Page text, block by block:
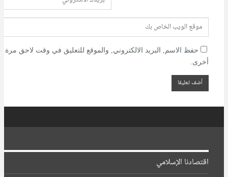
حفظ الاسم, البريد الالكتروني, والموقع للتعليق في وقت لاحق مرة
أخرى.
اقتصادنا الإسلامي